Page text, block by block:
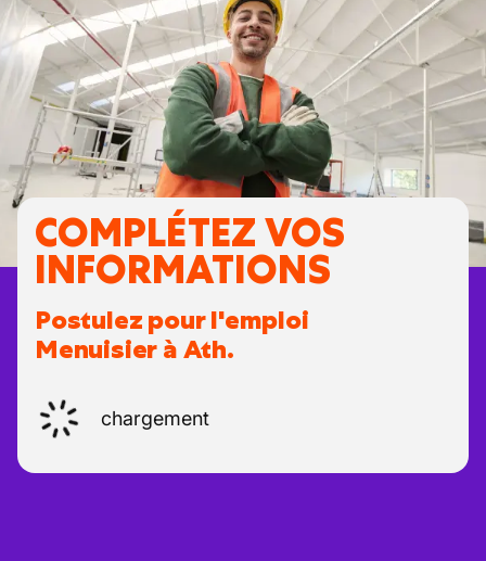
COMPLÉTEZ VOS
INFORMATIONS
Postulez pour l'emploi
Menuisier à Ath.
chargement